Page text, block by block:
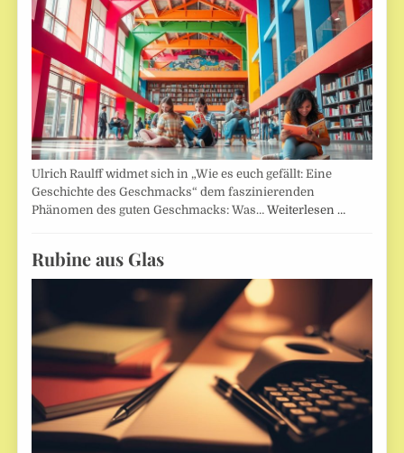
Ulrich Raulff widmet sich in „Wie es euch gefällt: Eine
Geschichte des Geschmacks“ dem faszinierenden
Phänomen des guten Geschmacks: Was…Weiterlesen …
Rubine aus Glas